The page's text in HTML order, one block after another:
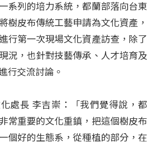
系列的培力系統，都蘭部落向台東
樹皮布傳統工藝申請為文化資產，
行第一次現場文化資產訪查，除了
況，也針對技藝傳承、人才培育及
行交流討論。
處長 李吉崇：「我們覺得說，都
常重要的文化重鎮，把這個樹皮布
個好的生態系，從種植的部分，在